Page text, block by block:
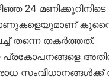
24
തന്നെ തകർത്തത്.
പ്രകോപനങ്ങളെ
സംവിധാനങ്ങൾക്ക്